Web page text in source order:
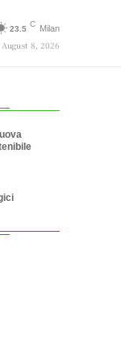
23.5
C Milan
8, 2026